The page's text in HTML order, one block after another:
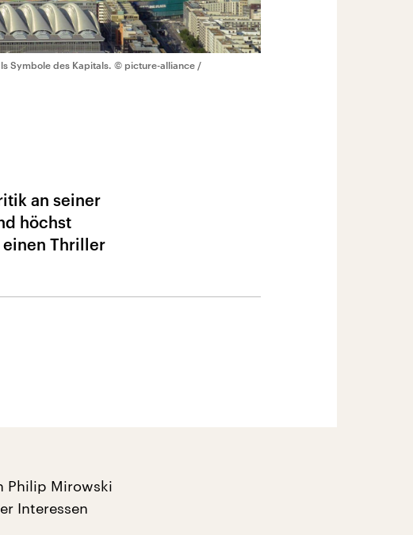
Symbole des Kapitals. © picture-alliance /
an seiner
höchst
Thriller
Philip Mirowski
Interessen